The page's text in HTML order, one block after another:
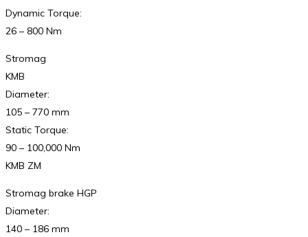
Dynamic Torque:
26 – 800 Nm
Stromag
KMB
Diameter:
105 – 770 mm
Static Torque:
90 – 100,000 Nm
KMB ZM
Stromag brake HGP
Diameter:
140 – 186 mm